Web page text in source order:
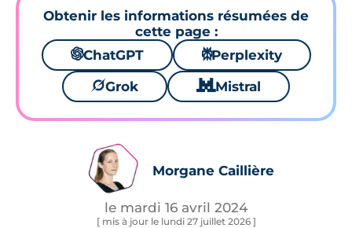
Obtenir les informations résumées de
cette page :
🌌ChatGPT ⚙Perplexity
🪐Grok 🐱 Mistral
Morgane Caillière
le mardi 16 avril 2024
[ mis à jour le lundi 27 juillet 2026 ]